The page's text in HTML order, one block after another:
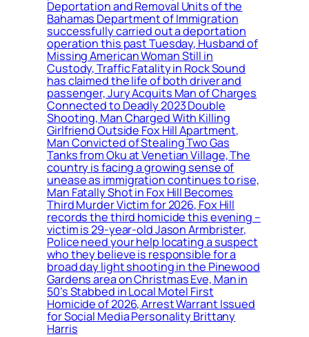
Deportation and Removal Units of the
Bahamas Department of Immigration
successfully carried out a deportation
operation this past Tuesday, Husband of
Missing American Woman Still in
Custody, Traffic Fatality in Rock Sound
has claimed the life of both driver and
passenger, Jury Acquits Man of Charges
Connected to Deadly 2023 Double
Shooting, Man Charged With Killing
Girlfriend Outside Fox Hill Apartment,
Man Convicted of Stealing Two Gas
Tanks from Oku at Venetian Village, The
country is facing a growing sense of
unease as immigration continues to rise,
Man Fatally Shot in Fox Hill Becomes
Third Murder Victim for 2026, Fox Hill
records the third homicide this evening –
victim is 29-year-old Jason Armbrister,
Police need your help locating a suspect
who they believe is responsible for a
broad day light shooting in the Pinewood
Gardens area on Christmas Eve, Man in
50’s Stabbed in Local Motel First
Homicide of 2026, Arrest Warrant Issued
for Social Media Personality Brittany
Harris